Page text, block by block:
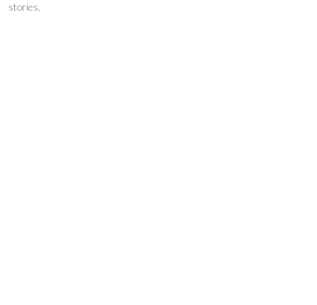
stories.